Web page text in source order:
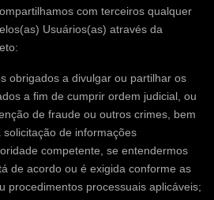
com terceiros qualquer
Usuários(as) através da
obrigados a divulgar ou partilhar os
a fim de cumprir ordem judicial, ou
de fraude ou outros crimes, bem
de informações
competente, se entendermos
de acordo ou é exigida conforme as
procedimentos processuais aplicáveis;